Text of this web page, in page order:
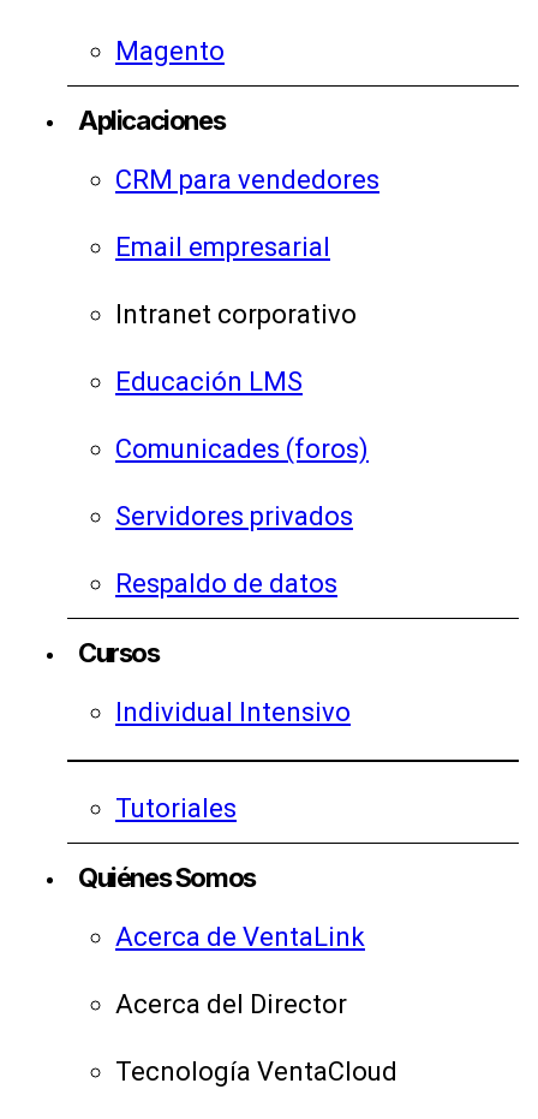
Magento
Aplicaciones
CRM para vendedores
Email empresarial
Intranet corporativo
Educación LMS
Comunicades (foros)
Servidores privados
Respaldo de datos
Cursos
Individual Intensivo
Tutoriales
Quiénes Somos
Acerca de VentaLink
Acerca del Director
Tecnología VentaCloud